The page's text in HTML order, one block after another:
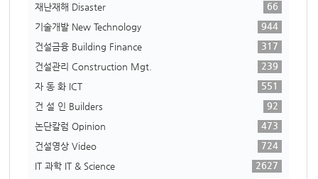
재난재해 Disaster
66
기술개발 New Technology
944
건설금융 Building Finance
317
건설관리 Construction Mgt.
239
자 동 화 ICT
551
건 설 인 Builders
92
논단칼럼 Opinion
473
건설영상 Video
724
IT 과학 IT & Science
2627